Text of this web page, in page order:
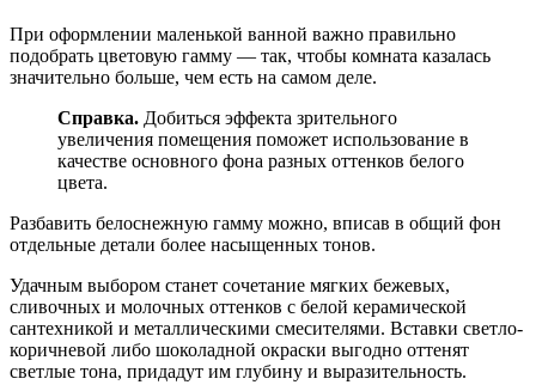
При оформлении маленькой ванной важно правильно
подобрать цветовую гамму — так, чтобы комната казалась
значительно больше, чем есть на самом деле.
Справка. Добиться эффекта зрительного
увеличения помещения поможет использование в
качестве основного фона разных оттенков белого
цвета.
Разбавить белоснежную гамму можно, вписав в общий фон
отдельные детали более насыщенных тонов.
Удачным выбором станет сочетание мягких бежевых,
сливочных и молочных оттенков с белой керамической
сантехникой и металлическими смесителями. Вставки светло-
коричневой либо шоколадной окраски выгодно оттенят
светлые тона, придадут им глубину и выразительность.